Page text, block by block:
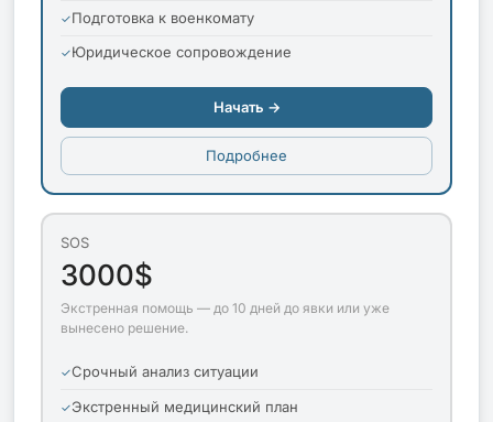
Подготовка к военкомату
Юридическое сопровождение
Начать →
Подробнее
SOS
3000$
Экстренная помощь — до 10 дней до явки или уже
вынесено решение.
Срочный анализ ситуации
Экстренный медицинский план